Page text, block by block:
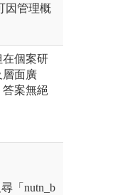
因管理概
在個案研
層面廣
案無絕
「nutn_b